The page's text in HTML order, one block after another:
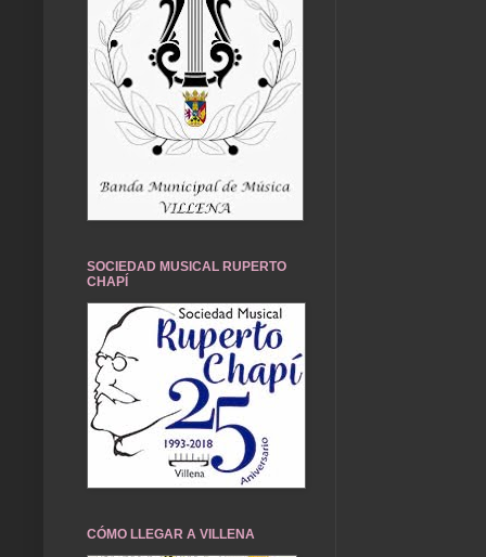
SOCIEDAD MUSICAL RUPERTO
CHAPÍ
CÓMO LLEGAR A VILLENA